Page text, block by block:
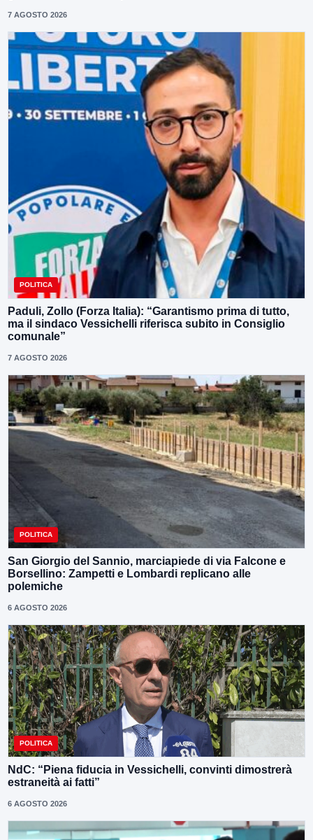
7 AGOSTO 2026
POLITICA
Paduli, Zollo (Forza Italia): “Garantismo prima di tutto,
ma il sindaco Vessichelli riferisca subito in Consiglio
comunale”
7 AGOSTO 2026
POLITICA
San Giorgio del Sannio, marciapiede di via Falcone e
Borsellino: Zampetti e Lombardi replicano alle
polemiche
6 AGOSTO 2026
POLITICA
NdC: “Piena fiducia in Vessichelli, convinti dimostrerà
estraneità ai fatti”
6 AGOSTO 2026